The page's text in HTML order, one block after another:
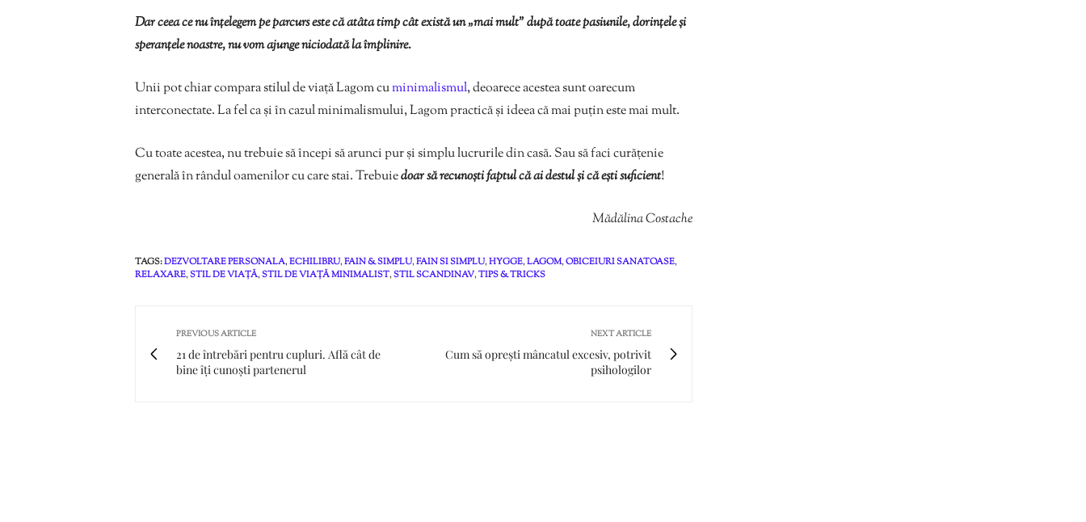
Dar ceea ce nu înțelegem pe parcurs este că atâta timp cât există un „mai mult” după toate pasiunile, dorințele și
speranțele noastre, nu vom ajunge niciodată la împlinire.
Unii pot chiar compara stilul de viață Lagom cuminimalismul, deoarece acestea sunt oarecum
interconectate. La fel ca și în cazul minimalismului, Lagom practică și ideea că mai puțin este mai mult.
Cu toate acestea, nu trebuie să începi să arunci pur și simplu lucrurile din casă. Sau să faci curățenie
generală în rândul oamenilor cu care stai. Trebuiedoar să recunoști faptul căai destul și că ești suficient!
Mădălina Costache
TAGS:DEZVOLTARE PERSONALA,ECHILIBRU,FAIN & SIMPLU,FAIN SI SIMPLU,HYGGE,LAGOM,OBICEIURI SANATOASE,
RELAXARE,STIL DE VIAȚĂ,STIL DE VIAȚĂ MINIMALIST,STIL SCANDINAV,TIPS & TRICKS
PREVIOUS ARTICLE
21 de întrebări pentru cupluri. Află cât de
bine îți cunoști partenerul
NEXT ARTICLE
Cum să oprești mâncatul excesiv, potrivit
psihologilor